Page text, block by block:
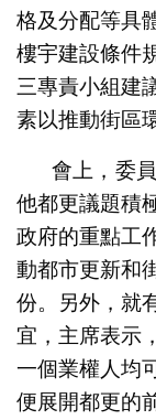
格及分配等具
樓宇建設條件
三專責小組建
素以推動街區
會上，委
他都更議題積
政府的重點工
動都市更新和
份。另外，就
宜，主席表示
一個業權人均
便展開都更的